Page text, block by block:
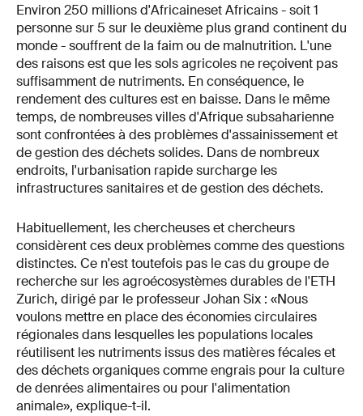
Environ 250 millions d'Africaineset Africains - soit 1
personne sur 5 sur le deuxième plus grand continent du
monde - souffrent de la faim ou de malnutrition. L'une
des raisons est que les sols agricoles ne reçoivent pas
suffisamment de nutriments. En conséquence, le
rendement des cultures est en baisse. Dans le même
temps, de nombreuses villes d'Afrique subsaharienne
sont confrontées à des problèmes d'assainissement et
de gestion des déchets solides. Dans de nombreux
endroits, l'urbanisation rapide surcharge les
infrastructures sanitaires et de gestion des déchets.
Habituellement, les chercheuses et chercheurs
considèrent ces deux problèmes comme des questions
distinctes. Ce n'est toutefois pas le cas du groupe de
recherche sur les agroécosystèmes durables de l'ETH
Zurich, dirigé par le professeur Johan Six : «Nous
voulons mettre en place des économies circulaires
régionales dans lesquelles les populations locales
réutilisent les nutriments issus des matières fécales et
des déchets organiques comme engrais pour la culture
de denrées alimentaires ou pour l'alimentation
animale», explique-t-il.